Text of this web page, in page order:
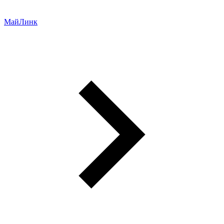
МайЛинк